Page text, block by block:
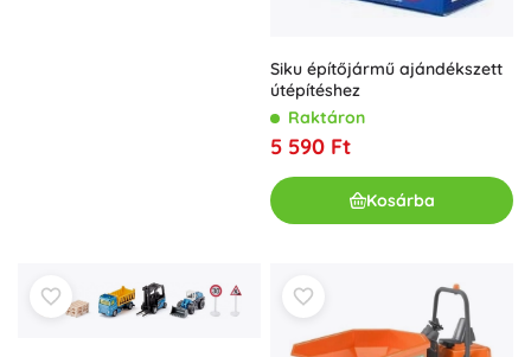
Siku építőjármű ajándékszett
útépítéshez
Raktáron
5 590 Ft
Kosárba